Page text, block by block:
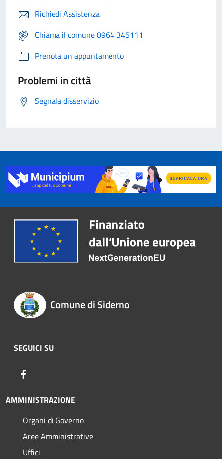
Richiedi Assistenza
Chiama il comune 0964 345111
Prenota un appuntamento
Problemi in città
Segnala disservizio
Comune di Siderno
SEGUICI SU
AMMINISTRAZIONE
Organi di Governo
Aree Amministrative
Uffici